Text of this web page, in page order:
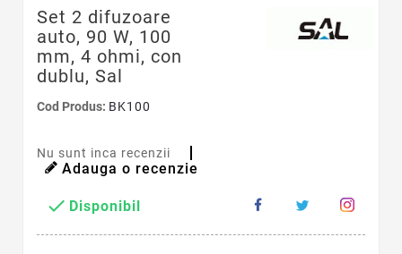
Set 2 difuzoare
auto, 90 W, 100
mm, 4 ohmi, con
dublu, Sal
Cod Produs: BK100
Nu sunt inca recenzii
Adauga o recenzie
 Disponibil